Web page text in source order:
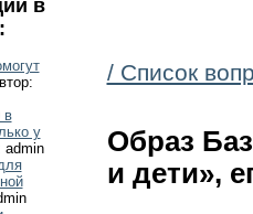
в
в
у
/ Список
Образ
и дети»,